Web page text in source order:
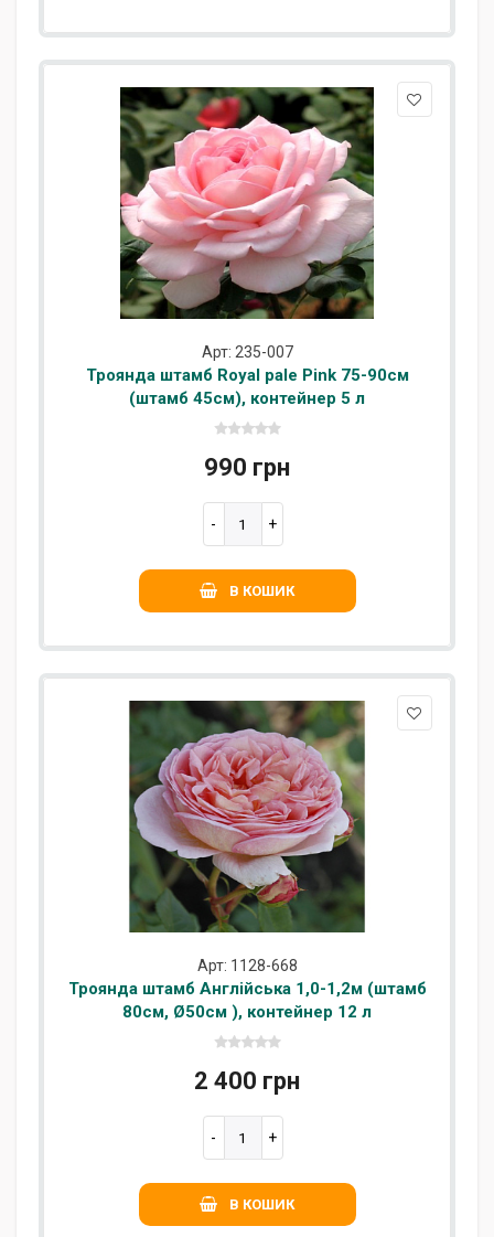
Арт: 235-007
Троянда штамб Royal pale Pink 75-90см
(штамб 45см), контейнер 5 л
990 грн
В КОШИК
Арт: 1128-668
Троянда штамб Англійська 1,0-1,2м (штамб
80см, Ø50см ), контейнер 12 л
2 400 грн
В КОШИК